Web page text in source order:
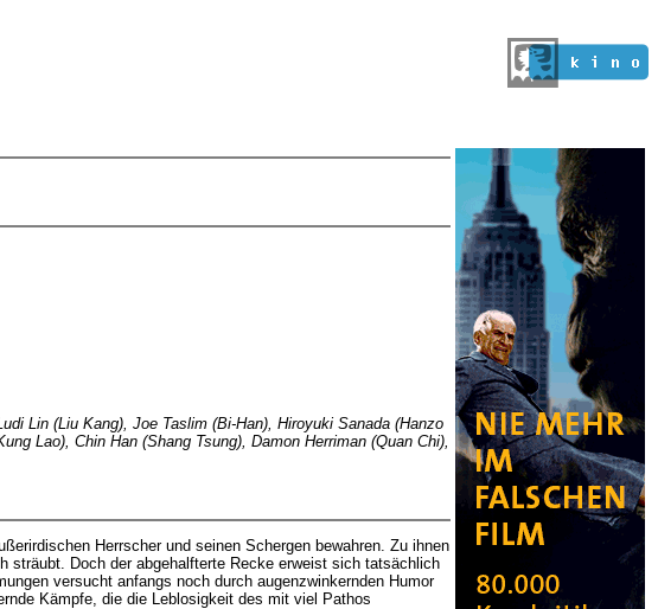
Lin (Liu Kang), Joe Taslim (Bi-Han), Hiroyuki Sanada (Hanzo
Lao), Chin Han (Shang Tsung), Damon Herriman (Quan Chi),
Herrscher und seinen Schergen bewahren. Zu ihnen
sträubt. Doch der abgehalfterte Recke erweist sich tatsächlich
versucht anfangs noch durch augenzwinkernden Humor
Kämpfe, die die Leblosigkeit des mit viel Pathos